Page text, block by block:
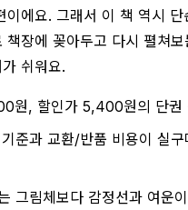
이에요. 그래서 이 책 역시 단
책장에 꽂아두고 다시 펼쳐
쉬워요.
원, 할인가 5,400원의 단권
준과 교환/반품 비용이 실
그림체보다 감정선과 여운